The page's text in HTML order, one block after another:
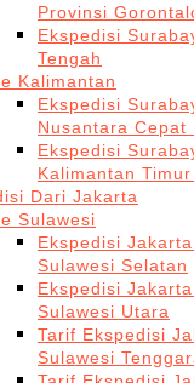
Provinsi
Ekspedisi
Tengah
Kalimantan
Ekspedisi
Nusantara Cepat
Ekspedisi
Kalimantan
Dari Jakarta
Sulawesi
Ekspedisi
Sulawesi Selatan
Ekspedisi
Sulawesi Utara
Tarif Ekspedisi
Sulawesi